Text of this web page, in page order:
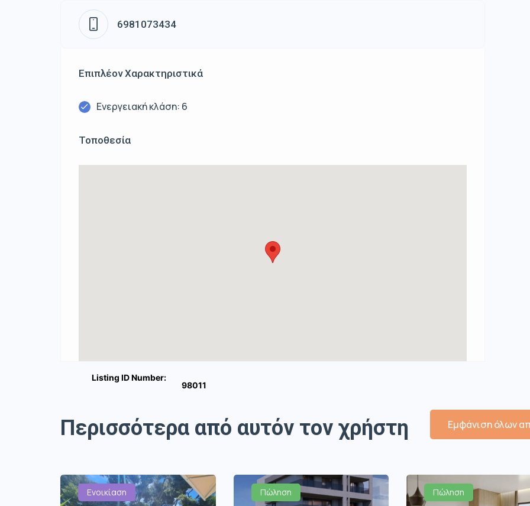
6981073434
Επιπλέον Χαρακτηριστικά
Ενεργειακή κλάση: 6
Τοποθεσία
Listing ID Number:
98011
Περισσότερα από αυτόν τον χρήστη Εμφάνιση όλων
Ενοικίαση Πώληση Πώληση